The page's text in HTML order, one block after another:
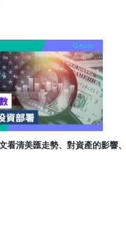
看清美匯走勢、對資產的影響